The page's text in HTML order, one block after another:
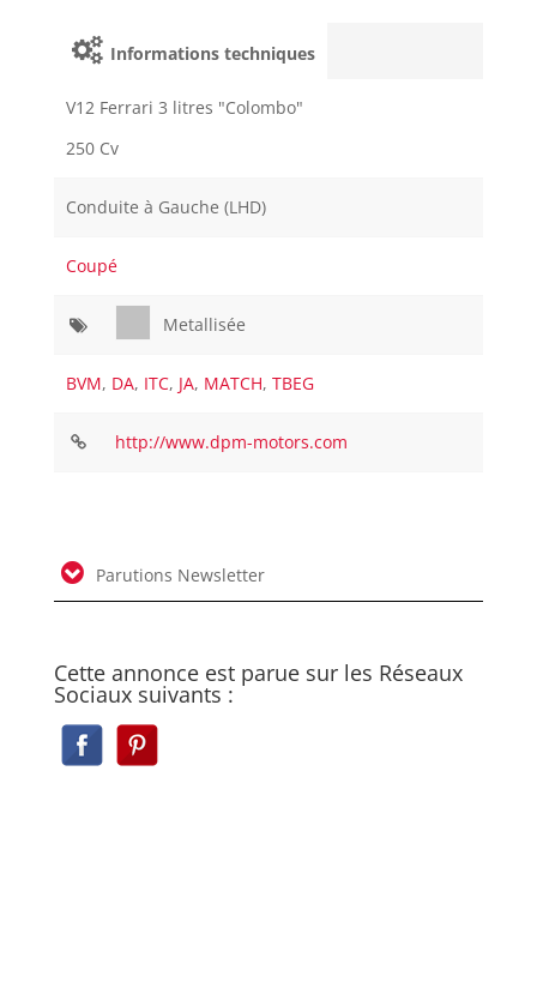
Informations techniques
V12 Ferrari 3 litres "Colombo"
250 Cv
Conduite à Gauche (LHD)
Coupé
Metallisée
BVM, DA, ITC, JA, MATCH,TBEG
http://www.dpm-motors.com
Parutions Newsletter
Cette annonce est parue sur les Réseaux
Sociaux suivants :